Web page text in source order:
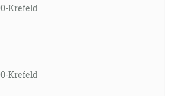
Krefeld
Krefeld